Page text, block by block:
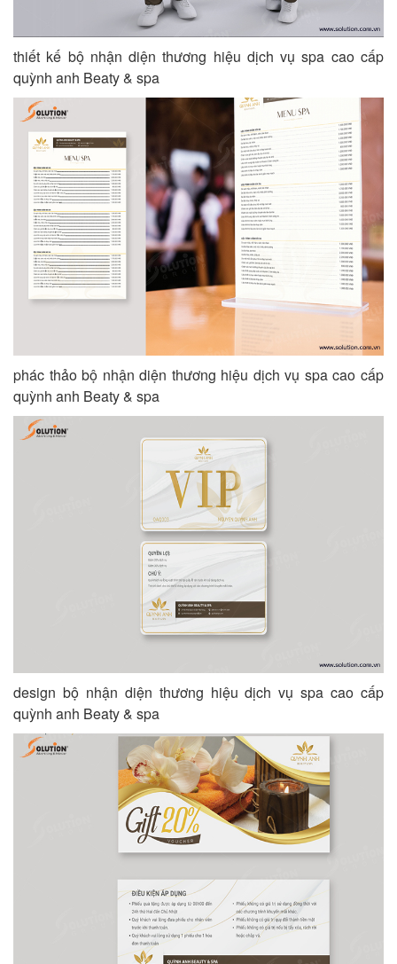
thiết kế bộ nhận diện thương hiệu dịch vụ spa cao cấp
quỳnh anh Beaty & spa
phác thảo bộ nhận diện thương hiệu dịch vụ spa cao cấp
quỳnh anh Beaty & spa
design bộ nhận diện thương hiệu dịch vụ spa cao cấp
quỳnh anh Beaty & spa